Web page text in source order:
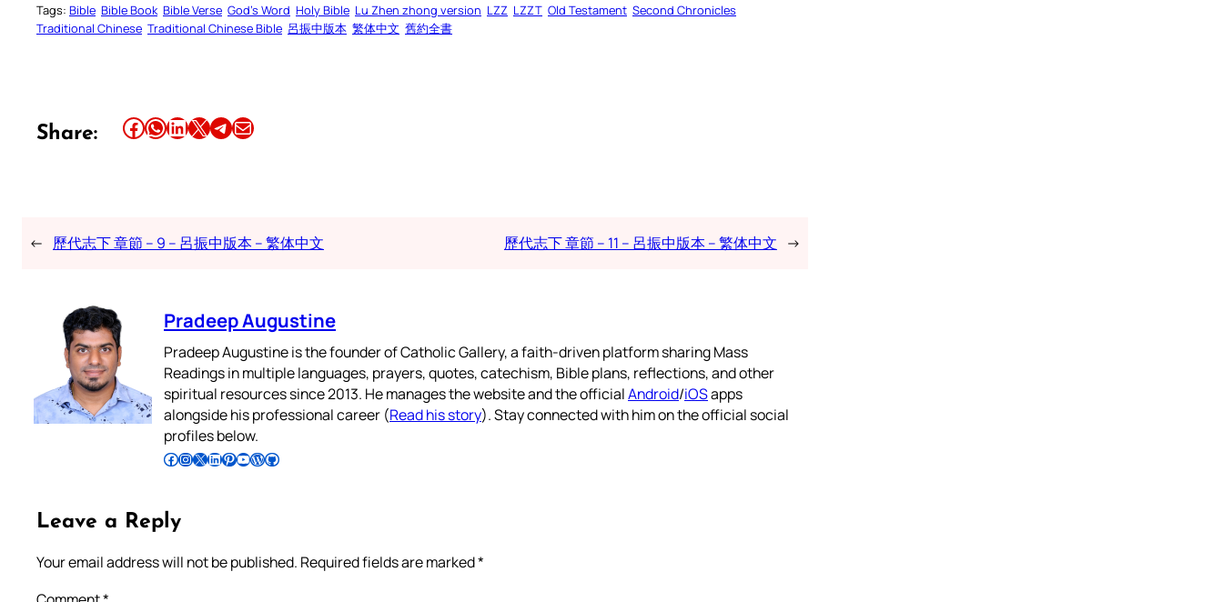
Tags: Bible Bible Book Bible Verse God’s Word Holy Bible Lu Zhen zhong version LZZ LZZT Old Testament Second Chronicles
Traditional Chinese Traditional Chinese Bible 呂振中版本 繁体中文 舊約全書
Share: Share this article on Facebook Share this article on WhatsApp Share this article on LinkedIn Share this article on X Share this article on TelegramEmail this Article
← 歷代志下 章節 – 9 – 呂振中版本 – 繁体中文 歷代志下 章節 – 11 – 呂振中版本 – 繁体中文 →
Pradeep Augustine
Pradeep Augustine is the founder of Catholic Gallery, a faith-driven platform sharing Mass
Readings in multiple languages, prayers, quotes, catechism, Bible plans, reflections, and other
spiritual resources since 2013. He manages the website and the officialAndroid/iOSapps
alongside his professional career (Read his story). Stay connected with him on the official social
profiles below.
Follow Pradeep on Facebook Follow Pradeep on InstagramFollow Pradeep on X Follow Pradeep on LinkedIn Follow Pradeep on Pinterest Subscribe to Pradeep’s Youtube Channel Follow Pradeep on WordPress Follow Pradeep on GitHub
Leave a Reply
Your email address will not be published. Required fields are marked*